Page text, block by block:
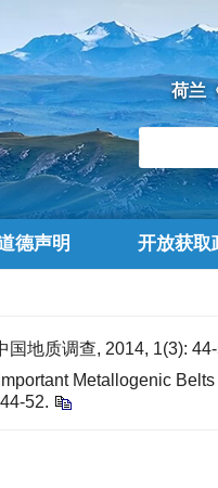
荷兰
德声明 开放获取
地质调查, 2014, 1(3):
Metallogenic
52.